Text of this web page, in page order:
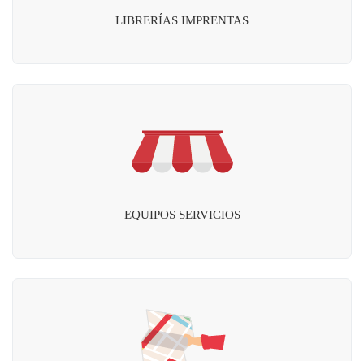
LIBRERÍAS IMPRENTAS
EQUIPOS SERVICIOS